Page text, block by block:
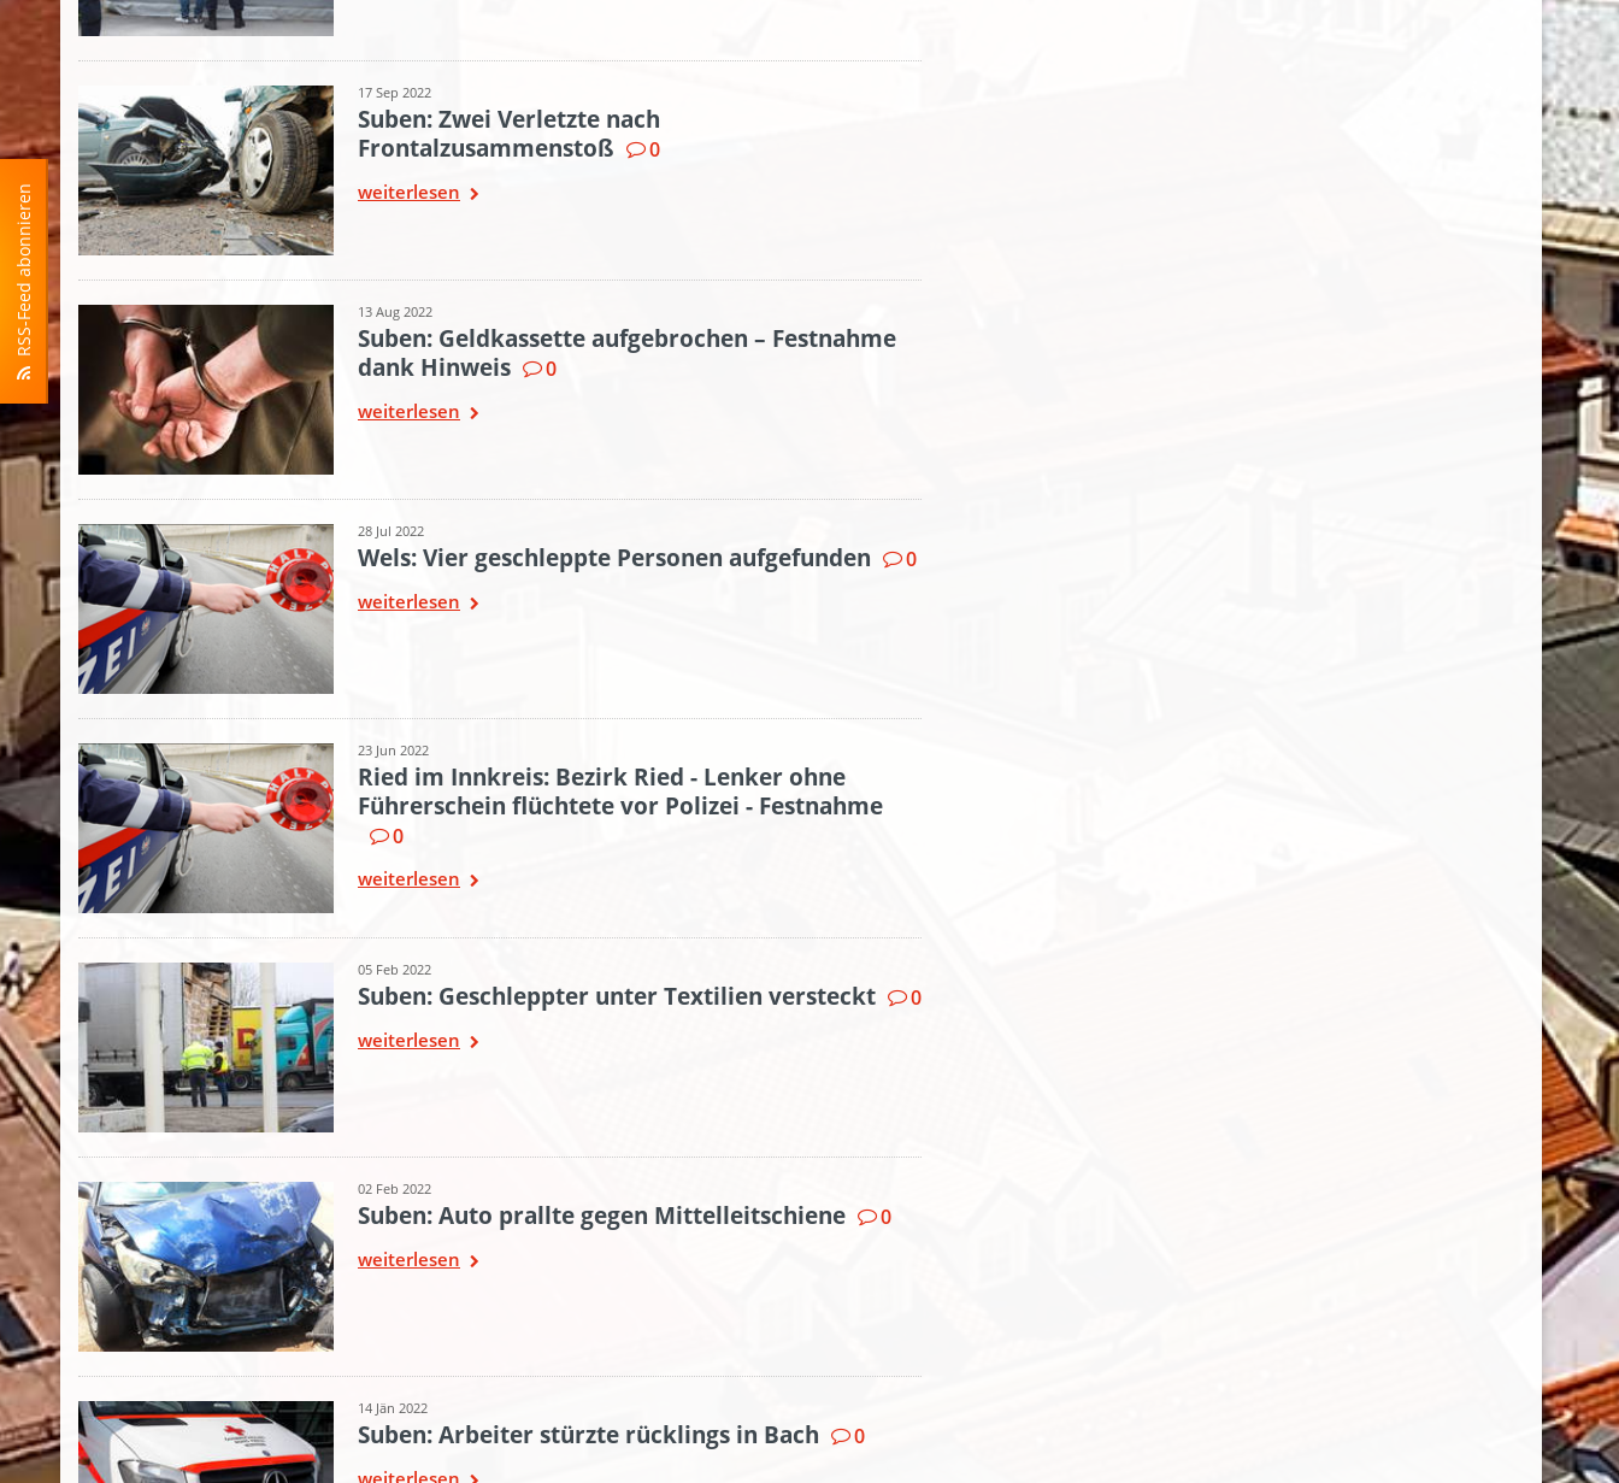
RSS-Feed abonnieren
17 Sep 2022
Suben: Zwei Verletzte nach
Frontalzusammenstoß
0
weiterlesen
13 Aug 2022
Suben: Geldkassette aufgebrochen – Festnahme
dank Hinweis
0
weiterlesen
28 Jul 2022
Wels: Vier geschleppte Personen aufgefunden 0
weiterlesen
23 Jun 2022
Ried im Innkreis: Bezirk Ried - Lenker ohne
Führerschein flüchtete vor Polizei - Festnahme
0
weiterlesen
05 Feb 2022
Suben: Geschleppter unter Textilien versteckt 0
weiterlesen
02 Feb 2022
Suben: Auto prallte gegen Mittelleitschiene 0
weiterlesen
14 Jän 2022
Suben: Arbeiter stürzte rücklings in Bach 0
weiterlesen